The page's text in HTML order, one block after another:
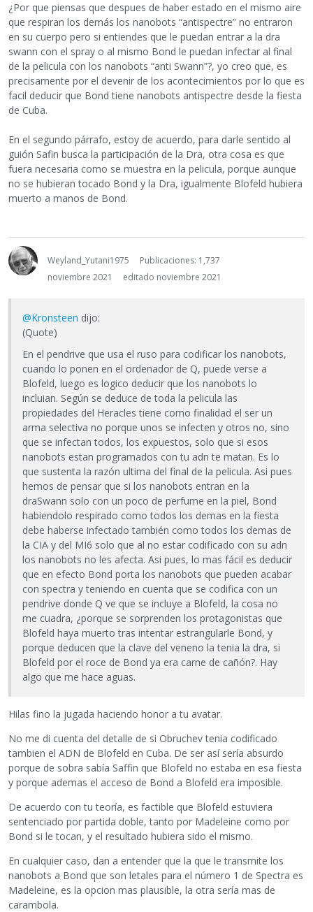
¿Por que piensas que despues de haber estado en el mismo aire
que respiran los demás los nanobots “antispectre” no entraron
en su cuerpo pero si entiendes que le puedan entrar a la dra
swann con el spray o al mismo Bond le puedan infectar al final
de la pelicula con los nanobots “anti Swann”?, yo creo que, es
precisamente por el devenir de los acontecimientos por lo que es
facil deducir que Bond tiene nanobots antispectre desde la fiesta
de Cuba.
En el segundo párrafo, estoy de acuerdo, para darle sentido al
guión Safin busca la participación de la Dra, otra cosa es que
fuera necesaria como se muestra en la pelicula, porque aunque
no se hubieran tocado Bond y la Dra, igualmente Blofeld hubiera
muerto a manos de Bond.
Weyland_Yutani1975
Publicaciones: 1,737
noviembre 2021
editado noviembre 2021
@Kronsteen dijo:
(Quote)
En el pendrive que usa el ruso para codificar los nanobots,
cuando lo ponen en el ordenador de Q, puede verse a
Blofeld, luego es logico deducir que los nanobots lo
incluian. Según se deduce de toda la pelicula las
propiedades del Heracles tiene como finalidad el ser un
arma selectiva no porque unos se infecten y otros no, sino
que se infectan todos, los expuestos, solo que si esos
nanobots estan programados con tu adn te matan. Es lo
que sustenta la razón ultima del final de la pelicula. Asi pues
hemos de pensar que si los nanobots entran en la
draSwann solo con un poco de perfume en la piel, Bond
habiendolo respirado como todos los demas en la fiesta
debe haberse infectado también como todos los demas de
la CIA y del MI6 solo que al no estar codificado con su adn
los nanobots no les afecta. Asi pues, lo mas fácil es deducir
que en efecto Bond porta los nanobots que pueden acabar
con spectra y teniendo en cuenta que se codifica con un
pendrive donde Q ve que se incluye a Blofeld, la cosa no
me cuadra, ¿porque se sorprenden los protagonistas que
Blofeld haya muerto tras intentar estrangularle Bond, y
porque deducen que la clave del veneno la tenia la dra, si
Blofeld por el roce de Bond ya era carne de cañón?. Hay
algo que me hace aguas.
Hilas fino la jugada haciendo honor a tu avatar.
No me di cuenta del detalle de si Obruchev tenia codificado
tambien el ADN de Blofeld en Cuba. De ser así sería absurdo
porque de sobra sabía Saffin que Blofeld no estaba en esa fiesta
y porque ademas el acceso de Bond a Blofeld era imposible.
De acuerdo con tu teoría, es factible que Blofeld estuviera
sentenciado por partida doble, tanto por Madeleine como por
Bond si le tocan, y el resultado hubiera sido el mismo.
En cualquier caso, dan a entender que la que le transmite los
nanobots a Bond que son letales para el número 1 de Spectra es
Madeleine, es la opcion mas plausible, la otra sería mas de
carambola.